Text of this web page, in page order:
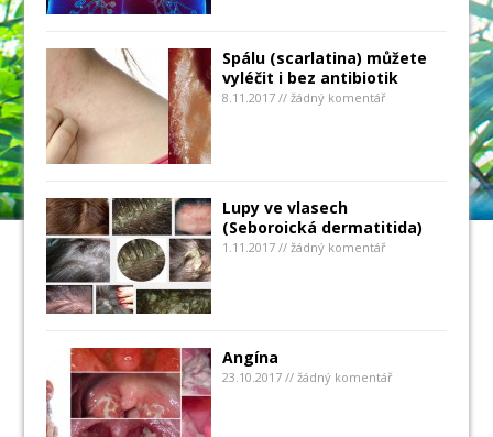
Spálu (scarlatina) můžete
vyléčit i bez antibiotik
8.11.2017 // žádný komentář
Lupy ve vlasech
(Seboroická dermatitida)
1.11.2017 // žádný komentář
Angína
23.10.2017 // žádný komentář